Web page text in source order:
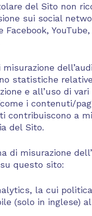
del Sito non
sui social
Facebook,
misurazione
statistiche
e all’uso di
i contenuti/
contribuiscono a
del Sito.
di misurazione
questo sito:
la cui
(solo in inglese)